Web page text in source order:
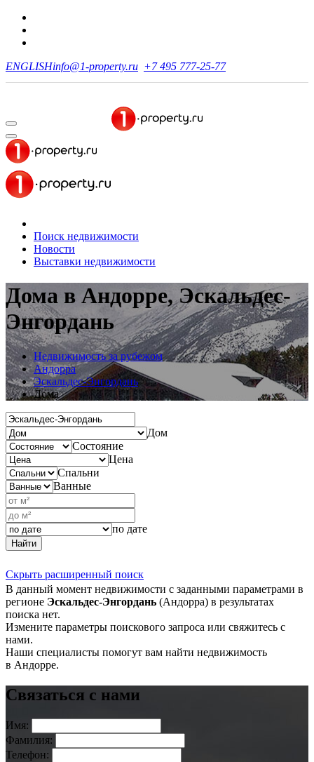
ENGLISHinfo@1-property.ru +7 495 777-25-77
Поиск недвижимости
Новости
Выставки недвижимости
Дома в Андорре, Эскальдес-
Энгордань
Недвижимость за рубежом
Андорра
Эскальдес-Энгордань
Дома
Дом
Состояние
Цена
Спальни
Ванные
по дате
Найти
Скрыть расширенный поиск
В данный момент недвижимости с заданными параметрами в
регионе Эскальдес-Энгордань (Андорра) в результатах
поиска нет.
Измените параметры поискового запроса или свяжитесь с
нами.
Наши специалисты помогут вам найти недвижимость
в Андорре.
Связаться с нами
Имя:
Фамилия:
Телефон: